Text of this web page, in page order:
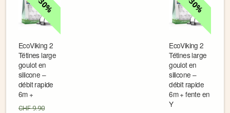
30%
EcoViking 2
Tétines large
goulot en
silicone –
débit rapide
6m +
CHF9.90
30%
EcoViking 2
Tétines large
goulot en
silicone –
débit rapide
6m + fente en
Y